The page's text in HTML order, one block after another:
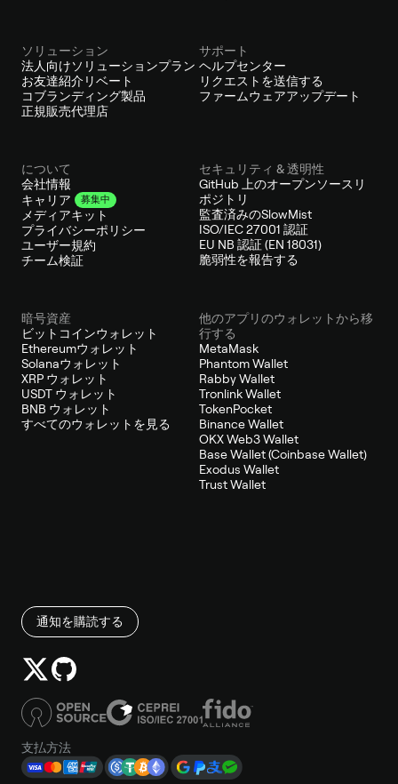
ソリューション
法人向けソリューションプラン
お友達紹介リベート
コブランディング製品
正規販売代理店
サポート
ヘルプセンター
リクエストを送信する
ファームウェアアップデート
について
会社情報
キャリア
募集中
メディアキット
プライバシーポリシー
ユーザー規約
チーム検証
セキュリティ & 透明性
GitHub 上のオープンソースリ
ポジトリ
監査済みのSlowMist
ISO/IEC 27001 認証
EU NB 認証 (EN 18031)
脆弱性を報告する
暗号資産
ビットコインウォレット
Ethereumウォレット
Solanaウォレット
XRP ウォレット
USDT ウォレット
BNB ウォレット
すべてのウォレットを見る
他のアプリのウォレットから移
行する
MetaMask
Phantom Wallet
Rabby Wallet
Tronlink Wallet
TokenPocket
Binance Wallet
OKX Web3 Wallet
Base Wallet (Coinbase Wallet)
Exodus Wallet
Trust Wallet
通知を購読する
支払方法